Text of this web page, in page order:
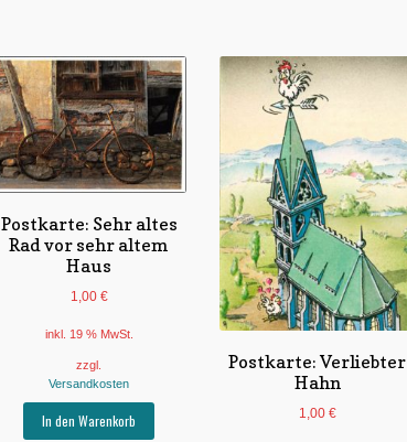
Postkarte: Sehr altes
Rad vor sehr altem
Haus
1,00 €
inkl. 19 % MwSt.
zzgl.
Versandkosten
In den Warenkorb
Postkarte: Verliebter
Hahn
1,00 €